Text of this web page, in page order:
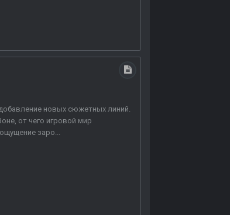
новых сюжетных линий.
от чего игровой мир
заро...